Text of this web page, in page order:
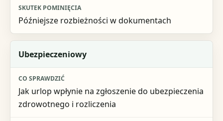
Późniejsze rozbieżności w dokumentach
Ubezpieczeniowy
Jak urlop wpłynie na zgłoszenie do ubezpieczenia
zdrowotnego i rozliczenia